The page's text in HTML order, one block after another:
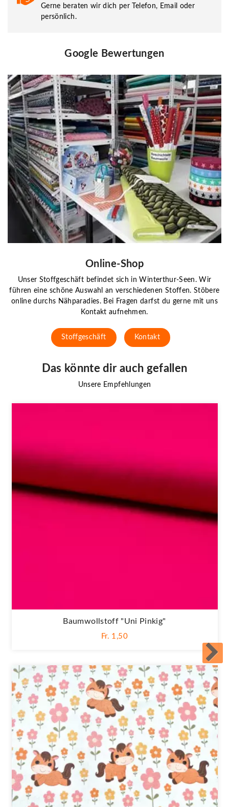
Gerne beraten wir dich per Telefon, Email oder
persönlich.
Google Bewertungen
Online-Shop
Unser Stoffgeschäft befindet sich in Winterthur-Seen. Wir
führen eine schöne Auswahl an verschiedenen Stoffen. Stöbere
online durchs Nähparadies. Bei Fragen darfst du gerne mit uns
Kontakt aufnehmen.
Stoffgeschäft Kontakt
Das könnte dir auch gefallen
Unsere Empfehlungen
Baumwollstoff "Uni Pinkig"
Fr. 1,50